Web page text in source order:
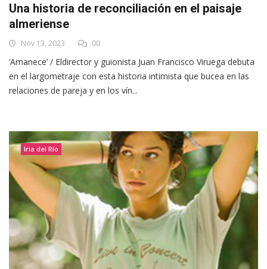
Una historia de reconciliación en el paisaje
almeriense
Nov 13, 2023 00
‘Amanece’ / Eldirector y guionista Juan Francisco Viruega debuta
en el largometraje con esta historia intimista que bucea en las
relaciones de pareja y en los vín...
Iria del Río